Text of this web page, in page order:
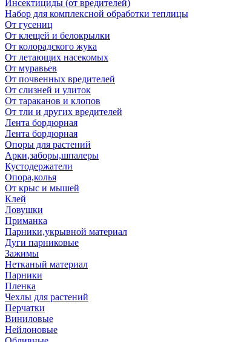
Инсектициды (от вредителей)
Набор для комплексной обработки теплицы
От гусениц
От клещей и белокрылки
От колорадского жука
От летающих насекомых
От муравьев
От почвенных вредителей
От слизней и улиток
От тараканов и клопов
От тли и других вредителей
Лента бордюрная
Лента бордюрная
Опоры для растений
Арки,заборы,шпалеры
Кустодержатели
Опора,колья
От крыс и мышей
Клей
Ловушки
Приманка
Парники,укрывной материал
Дуги парниковые
Зажимы
Нетканый материал
Парники
Пленка
Чехлы для растений
Перчатки
Виниловые
Нейлоновые